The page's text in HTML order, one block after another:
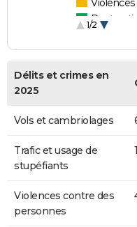
1/2
Délits et crimes en
2025
Vols et cambriolages
Trafic et usage de
stupéfiants
1
Violences contre des
personnes